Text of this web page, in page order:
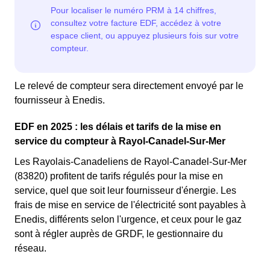
Le relevé de compteur sera directement envoyé par le
fournisseur à Enedis.
EDF en 2025 : les délais et tarifs de la mise en
service du compteur à Rayol-Canadel-Sur-Mer
Les Rayolais-Canadeliens de Rayol-Canadel-Sur-Mer
(83820) profitent de tarifs régulés pour la mise en
service, quel que soit leur fournisseur d'énergie. Les
frais de mise en service de l'électricité sont payables à
Enedis, différents selon l'urgence, et ceux pour le gaz
sont à régler auprès de GRDF, le gestionnaire du
réseau.